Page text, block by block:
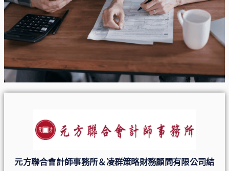
元方聯合會計師事務所＆凌群策略財務顧問有限公司結